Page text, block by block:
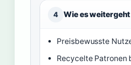
4 Wie es weitergeht
Preisbewusste
Recycelte